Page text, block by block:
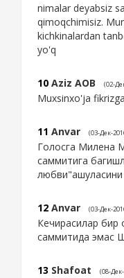
nimalar deyabsiz
qimoqchimisiz.
kichkinalardan
yo'q
10 Aziz AOB (02-
Muxsinxo'ja
11 Anvar (03-Дек-
Голосга Милена
саммитига
12 Anvar (03-Дек-
Кечирасилар
саммитида эмас
13 Shafoat (08-